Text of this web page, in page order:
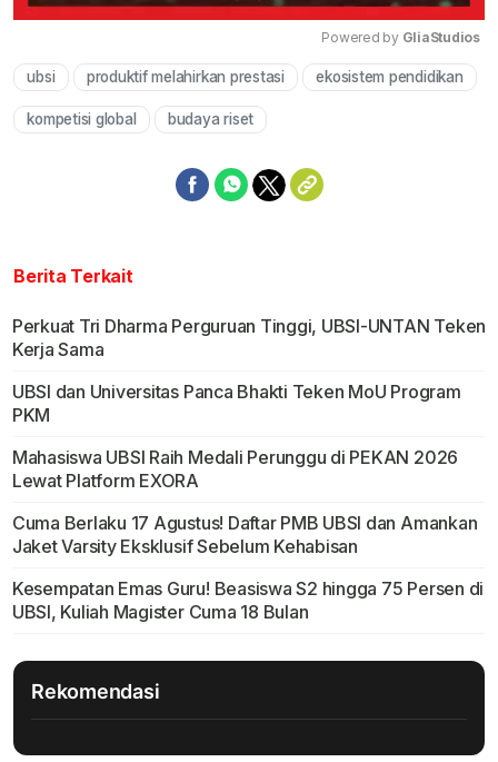
Mute
Powered by GliaStudios
ubsi produktif melahirkan prestasi ekosistem pendidikan
kompetisi global budaya riset
Berita Terkait
Perkuat Tri Dharma Perguruan Tinggi, UBSI-UNTAN Teken
Kerja Sama
UBSI dan Universitas Panca Bhakti Teken MoU Program
PKM
Mahasiswa UBSI Raih Medali Perunggu di PEKAN 2026
Lewat Platform EXORA
Cuma Berlaku 17 Agustus! Daftar PMB UBSI dan Amankan
Jaket Varsity Eksklusif Sebelum Kehabisan
Kesempatan Emas Guru! Beasiswa S2 hingga 75 Persen di
UBSI, Kuliah Magister Cuma 18 Bulan
Rekomendasi